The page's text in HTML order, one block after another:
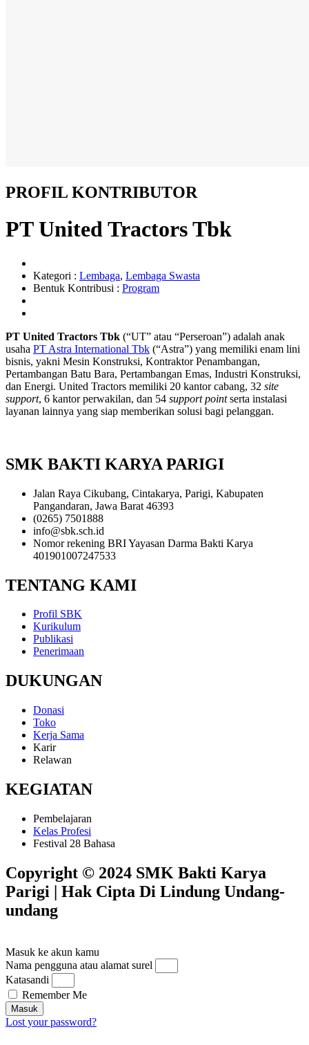
PROFIL KONTRIBUTOR
PT United Tractors Tbk
Kategori : Lembaga, Lembaga Swasta
Bentuk Kontribusi : Program
PT United Tractors Tbk (“UT” atau “Perseroan”) adalah anak
usaha PT Astra International Tbk (“Astra”) yang memiliki enam lini
bisnis, yakni Mesin Konstruksi, Kontraktor Penambangan,
Pertambangan Batu Bara, Pertambangan Emas, Industri Konstruksi,
dan Energi. United Tractors memiliki 20 kantor cabang, 32 site
support, 6 kantor perwakilan, dan 54 support pointserta instalasi
layanan lainnya yang siap memberikan solusi bagi pelanggan.
SMK BAKTI KARYA PARIGI
Jalan Raya Cikubang, Cintakarya, Parigi, Kabupaten
Pangandaran, Jawa Barat 46393
(0265) 7501888
info@sbk.sch.id
Nomor rekening BRI Yayasan Darma Bakti Karya
401901007247533
TENTANG KAMI
Profil SBK
Kurikulum
Publikasi
Penerimaan
DUKUNGAN
Donasi
Toko
Kerja Sama
Karir
Relawan
KEGIATAN
Pembelajaran
Kelas Profesi
Festival 28 Bahasa
Copyright © 2024 SMK Bakti Karya
Parigi | Hak Cipta Di Lindung Undang-
undang​
Masuk ke akun kamu
Nama pengguna atau alamat surel
Katasandi
Remember Me
Masuk
Lost your password?